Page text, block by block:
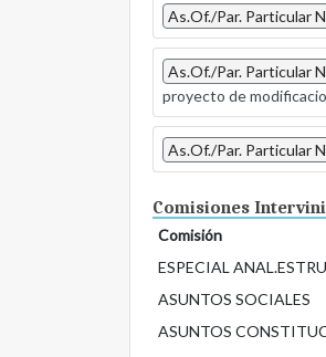
As.Of./Par. Particular
As.Of./Par. Particular
proyecto de
As.Of./Par. Particular
Comisiones
Comisión
ESPECIAL
ASUNTOS SOCIALES
ASUNTOS